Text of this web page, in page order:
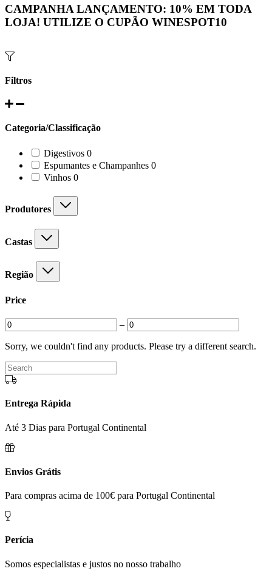
CAMPANHA LANÇAMENTO: 10% EM TODA
LOJA! UTILIZE O CUPÃO WINESPOT10
Filtros
Categoria/Classificação
Digestivos 00
products
Espumantes e Champanhes 00
Vinhos 00
Produtores
Castas
Região
Price
–
Sorry, we couldn't find any products. Please try a different search.
Entrega Rápida
Até 3 Dias para Portugal Continental
Envios Grátis
Para compras acima de 100€ para Portugal Continental
Perícia
Somos especialistas e justos no nosso trabalho